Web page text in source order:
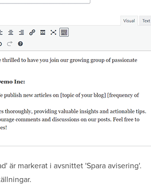
är markerat i avsnittet 'Spara avisering'.